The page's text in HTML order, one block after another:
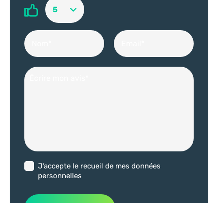
le traitement de votre demande. Elles sont enregistrées et
uniquement transmises à notre équipe. Êtes-vous d'accord ?
Consentements certifiés par
Axeptio consent
J’accepte le recueil de mes données
personnelles